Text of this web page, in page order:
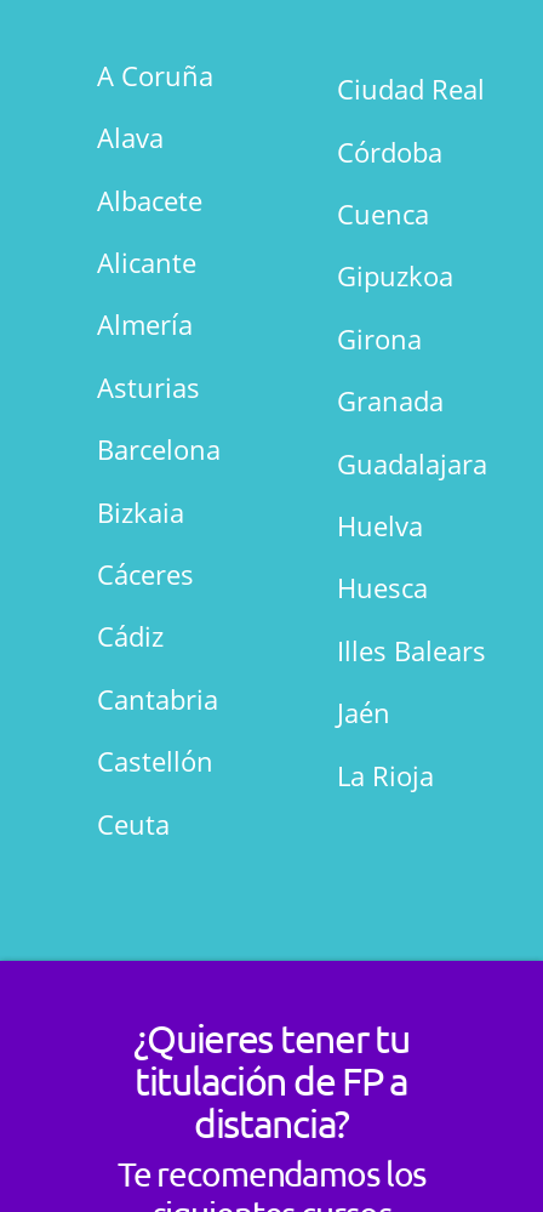
A Coruña
Alava
Albacete
Alicante
Almería
Asturias
Barcelona
Bizkaia
Cáceres
Cádiz
Cantabria
Castellón
Ceuta
Ciudad Real
Córdoba
Cuenca
Gipuzkoa
Girona
Granada
Guadalajara
Huelva
Huesca
Illes Balears
Jaén
La Rioja
¿Quieres tener tu
titulación de FP a
distancia?
Te recomendamos los